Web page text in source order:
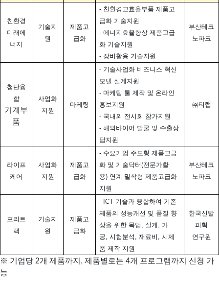
친환경
미래에
너지
기술지
원
제품고
급화
- 친환경고효율부품 제품고
급화 기술지원
- 에너지효율향상 제품고급
화 기술지원
- 장비활용 기술지원
부산테크
노파크
첨단융
합
기계부
품
사업화
지원
마케팅
- 기술사업화 비즈니스 혁신
모델 설계지원
- 마케팅 툴 제작 및 온라인
홍보지원
- 국내외 전시회 참가지원
- 해외바이어 발굴 및 수출상
담지원
㈜티랩
라이프
케어
사업화
지원
제품고
급화
- 수요기업 주도형 제품고급
화 및 기술닥터(전문가활
용) 연계 밀착형 제품고급화
지원
부산테크
노파크
프리트
랙
기술지
원
제품고
급화
- ICT 기술과 융합하여 기존
제품의 성능개선 및 품질 향
상을 위한 목업
설계
가
공 시험분석 재료비
시제
품 제작 지원
한국신발
피혁
연구원
※ 기업당 2개 제품까지, 제품별로는 4개 프로그램까지 신청 가
능